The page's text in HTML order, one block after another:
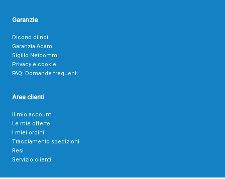
Garanzie
Dicono di noi
Garanzia Adam
Sigillo Netcomm
Privacy e cookie
FAQ: Domande frequenti
Area clienti
Il mio account
Le mie offerte
I miei ordini
Tracciamento spedizioni
Resi
Servizio clienti